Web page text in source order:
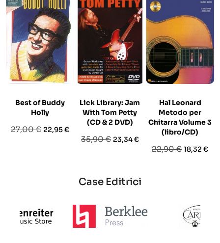
Best of Buddy
Holly
Prezzo
27,00 € Prezzo
22,95 €
Lick Library: Jam
With Tom Petty
(CD & 2 DVD)
Prezzo
35,90 € Prezzo
23,34 €
Hal Leonard
Metodo per
Chitarra Volume 3
(libro/CD)
Prezzo
22,90 € Prezzo
18,32 €
Case Editrici